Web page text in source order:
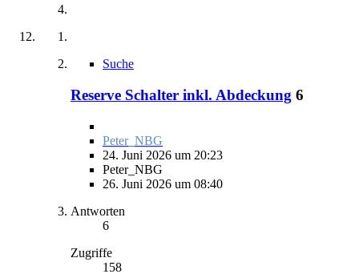
Suche
Reserve Schalter inkl. Abdeckung 6
Peter_NBG
24. Juni 2026 um 20:23
Peter_NBG
26. Juni 2026 um 08:40
Antworten
6
Zugriffe
158